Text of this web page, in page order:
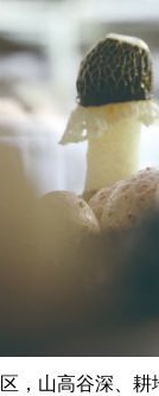
山高谷深、耕